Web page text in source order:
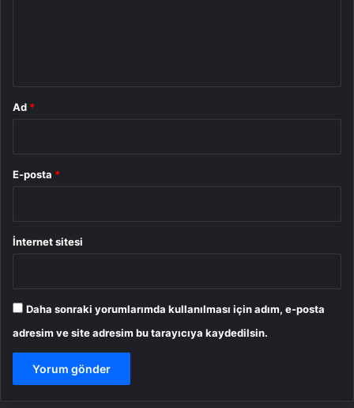
Ad *
E-posta *
İnternet sitesi
Daha sonraki yorumlarımda kullanılması için adım, e-posta
adresim ve site adresim bu tarayıcıya kaydedilsin.